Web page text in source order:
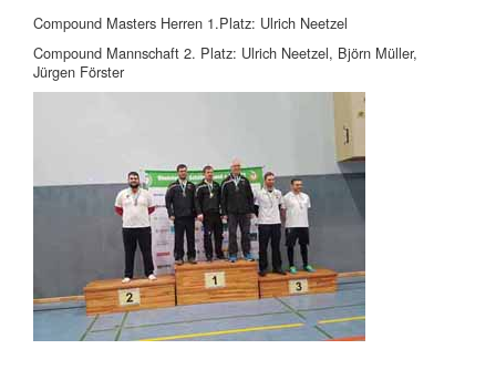
Compound Masters Herren 1.Platz: Ulrich Neetzel
Compound Mannschaft 2. Platz: Ulrich Neetzel, Björn Müller,
Jürgen Förster